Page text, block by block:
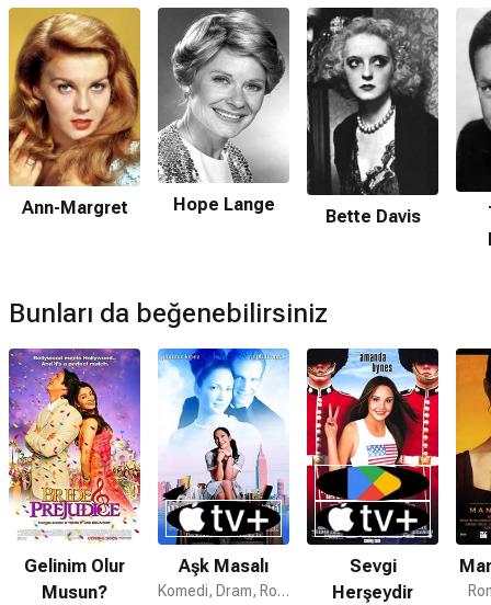
Ann-Margret Hope Lange
Bette Davis
Bunları da beğenebilirsiniz
Gelinim Olur
Musun?
Aşk Masalı
Komedi, Dram, Romantik
Sevgi
Herşeydir